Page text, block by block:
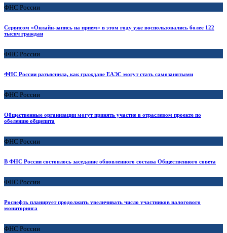
ФНС России
Сервисом «Онлайн-запись на прием» в этом году уже воспользовались более 122
тысяч граждан
ФНС России
ФНС России разъяснила, как граждане ЕАЭС могут стать самозанятыми
ФНС России
Общественные организации могут принять участие в отраслевом проекте по
обелению общепита
ФНС России
В ФНС России состоялось заседание обновленного состава Общественного совета
ФНС России
Роснефть планирует продолжить увеличивать число участников налогового
мониторинга
ФНС России